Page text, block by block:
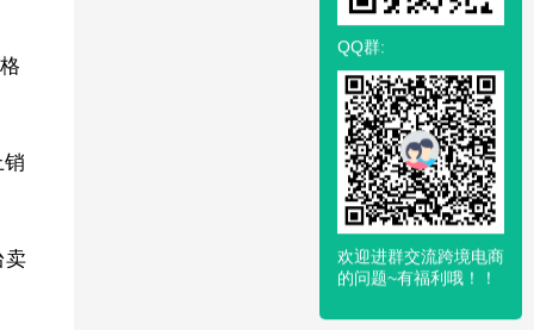
卖
QQ群:
欢迎进群交流跨境电商
的问题~有福利哦！！